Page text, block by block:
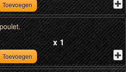
Toevoegen
x 1
Toevoegen